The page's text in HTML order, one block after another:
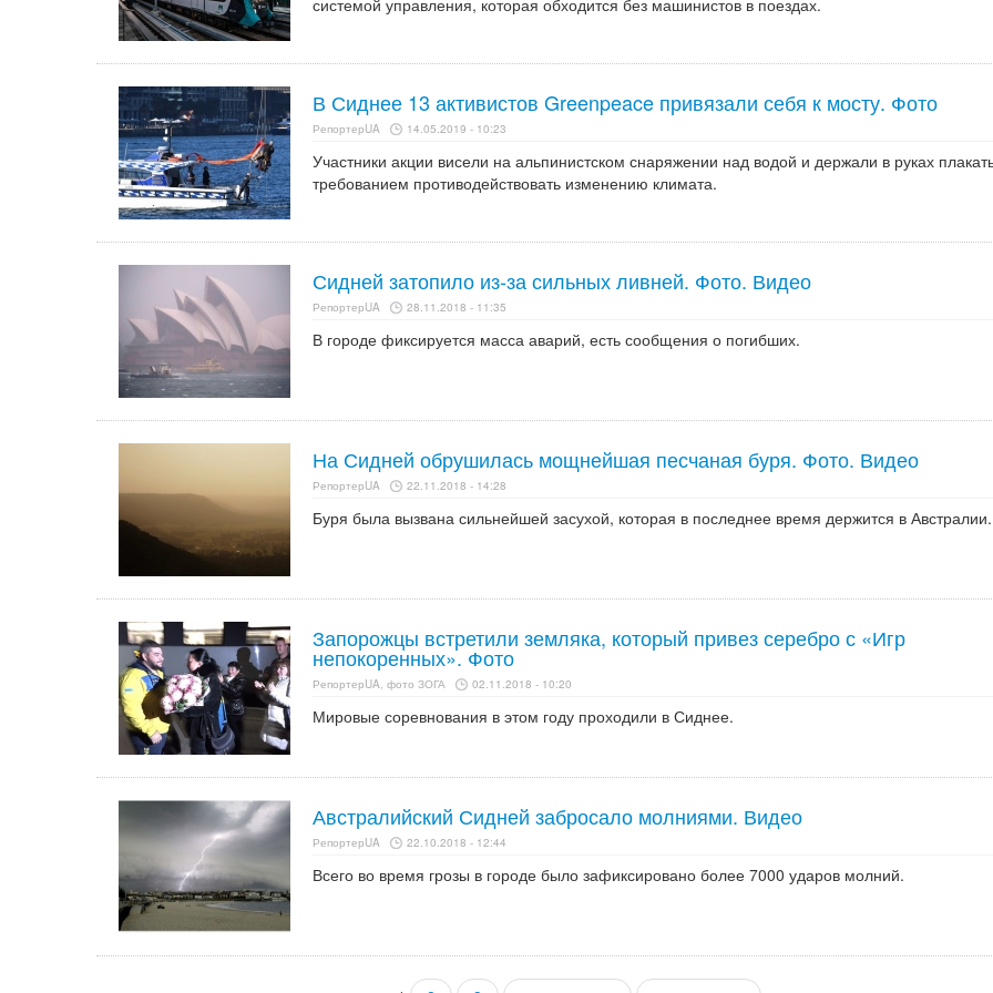
системой управления, которая обходится без машинистов в поездах.
В Сиднее 13 активистов Greenpeace привязали себя к мосту. Фото
РепортерUA 14.05.2019 - 10:23
Участники акции висели на альпинистском снаряжении над водой и держали в руках
требованием противодействовать изменению климата.
Сидней затопило из-за сильных ливней. Фото. Видео
РепортерUA 28.11.2018 - 11:35
В городе фиксируется масса аварий, есть сообщения о погибших.
На Сидней обрушилась мощнейшая песчаная буря. Фото. Видео
РепортерUA 22.11.2018 - 14:28
Буря была вызвана сильнейшей засухой, которая в последнее время держится в Австралии.
Запорожцы встретили земляка, который привез серебро с «Игр
непокоренных». Фото
РепортерUA, фото ЗОГА 02.11.2018 - 10:20
Мировые соревнования в этом году проходили в Сиднее.
Австралийский Сидней забросало молниями. Видео
РепортерUA 22.10.2018 - 12:44
Всего во время грозы в городе было зафиксировано более 7000 ударов молний.